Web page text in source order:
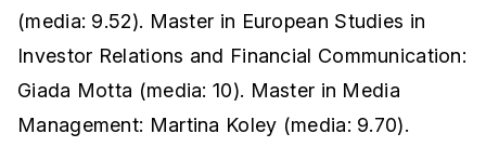
(media: 9.52). Master in European Studies in
Investor Relations and Financial Communication:
Giada Motta (media: 10). Master in Media
Management: Martina Koley (media: 9.70).